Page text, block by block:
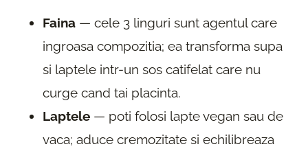
Faina — cele 3 linguri sunt agentul care
ingroasa compozitia; ea transforma supa
si laptele intr-un sos catifelat care nu
curge cand tai placinta.
Laptele — poti folosi lapte vegan sau de
vaca; aduce cremozitate si echilibreaza